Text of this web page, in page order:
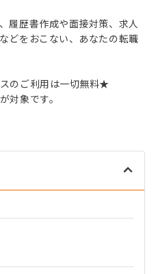
履歴書作成や面接対策、求人
どをおこない、あなたの転職
のご利用は一切無料★
対象です。